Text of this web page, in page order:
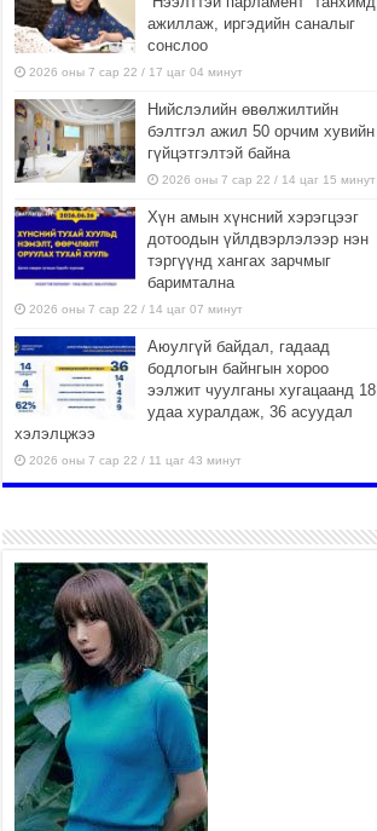
ажиллаж, иргэдийн саналыг
сонслоо
2026 оны 7 сар 22 / 17 цаг 04 минут
Нийслэлийн өвөлжилтийн
бэлтгэл ажил 50 орчим хувийн
гүйцэтгэлтэй байна
2026 оны 7 сар 22 / 14 цаг 15 минут
Хүн амын хүнсний хэрэгцээг
дотоодын үйлдвэрлэлээр нэн
тэргүүнд хангах зарчмыг
баримтална
2026 оны 7 сар 22 / 14 цаг 07 минут
Аюулгүй байдал, гадаад
бодлогын байнгын хороо
ээлжит чуулганы хугацаанд 18
удаа хуралдаж, 36 асуудал
хэлэлцжээ
2026 оны 7 сар 22 / 11 цаг 43 минут
боломжтой-Хүүхэд хөгжүүлэх
төв” байгуулах төсөлд төр,
хувийн хэвшлийн түншлэлийн хүрээнд хамтран
ажиллахыг урьж байна
2026 оны 7 сар 22 / 9 цаг 28 минут
Б.Пүрэвдагва: “Урт цагаан”-ыг
залуучууд чөлөөт цагаа
өнгөрүүлдэг, жуулчид зорьж
ирдэг цэг болгоно
2026 оны 7 сар 21 / 16 цаг 47 минут
Тусгай замын автобус /BRT/ төслийн удирдах
хорооны ээлжит хуралдаан боллоо